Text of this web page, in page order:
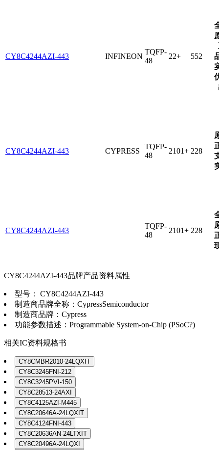
CY8C4244AZI-443 INFINEON
TQFP-
48
22+ 552
CY8C4244AZI-443 CYPRESS
TQFP-
48
2101+ 228
CY8C4244AZI-443
TQFP-
48
2101+ 228
CY8C4244AZI-443品牌产品资料属性
型号：
CY8C4244AZI-443
制造商品牌全称： CypressSemiconductor
制造商品牌： Cypress
功能参数描述： Programmable System-on-Chip (PSoC?)
相关IC资料规格书
CY8CMBR2010-24LQXIT
CY8C3245FNI-212
CY8C3245PVI-150
CY8C28513-24AXI
CY8C4125AZI-M445
CY8C20646A-24LQXIT
CY8C4124FNI-443
CY8C20636AN-24LTXIT
CY8C20496A-24LQXI